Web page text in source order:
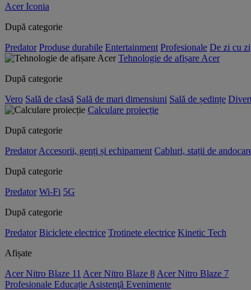
Acer Iconia
După categorie
Predator Produse durabile Entertainment Profesionale De zi cu zi
Tehnologie de afișare Acer
După categorie
Vero Sală de clasă Sală de mari dimensiuni Sală de ședințe
Calculare proiecție
După categorie
Predator Accesorii, genți și echipament Cabluri, stații de
După categorie
Predator Wi-Fi 5G
După categorie
Predator Biciclete electrice Trotinete electrice Kinetic Tech
Afișate
Acer Nitro Blaze 11 Acer Nitro Blaze 8 Acer Nitro Blaze 7
Profesionale Educație Asistenţă Evenimente